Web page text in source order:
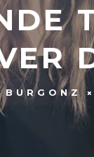
BURGONZ